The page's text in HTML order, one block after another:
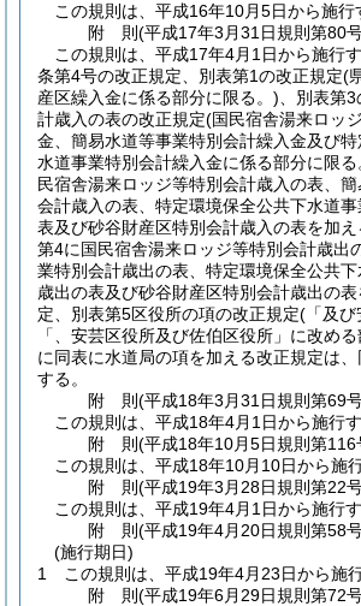
この規則は、平成16年10月5日から施行
附 則(平成17年3月31日規則第80
この規則は、平成17年4月1日から施行す
条第4号の改正規定、別表第1の改正規定(
産区繰入金に係る部分に限る。) 、別表第
計歳入の表の改正規定(国民宿舎湯来ロッ
金、簡易水道等事業特別会計繰入金及び
水道事業特別会計繰入金に係る部分に限る
民宿舎湯来ロッジ等特別会計歳入の表、
会計歳入の表、特定環境保全公共下水道
表及び砂谷財産区特別会計歳入の表を加
第4に国民宿舎湯来ロッジ等特別会計歳出
業特別会計歳出の表、特定環境保全公共
歳出の表及び砂谷財産区特別会計歳出の
定、別表第5区役所の項の改正規定(「及び
「、安芸区役所及び佐伯区役所」に改め
に同表に水道局の項を加える改正規定は
する。
附 則(平成18年3月31日規則第69
この規則は、平成18年4月1日から施行す
附 則(平成18年10月5日規則第
この規則は、平成18年10月10日から施行
附 則(平成19年3月28日規則第22
この規則は、平成19年4月1日から施行す
附 則(平成19年4月20日規則第58
(施行期日)
1
この規則は、平成19年4月23日から施行
附 則(平成19年6月29日規則第72